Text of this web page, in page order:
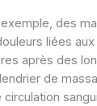
des
liées
après des
de